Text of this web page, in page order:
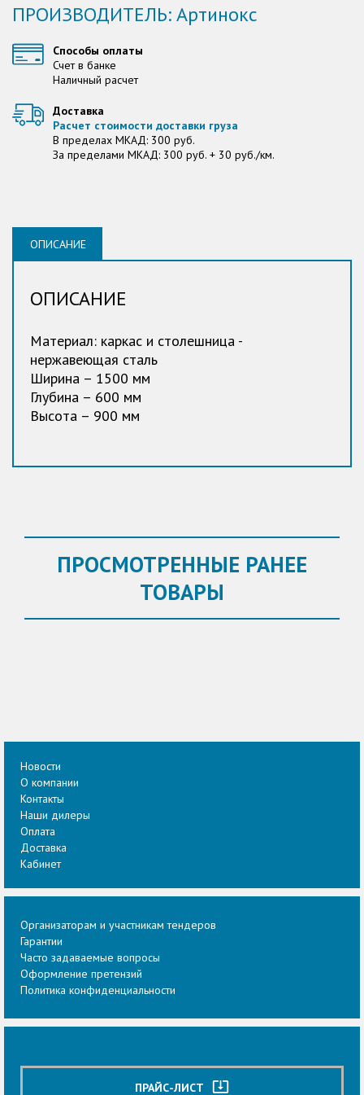
ПРОИЗВОДИТЕЛЬ: Артинокс
Способы оплаты
Счет в банке
Наличный расчет
Доставка
Расчет стоимости доставки груза
В пределах МКАД: 300 руб.
За пределами МКАД: 300 руб. + 30 руб./км.
ОПИСАНИЕ
ОПИСАНИЕ
Материал: каркас и столешница -
нержавеющая сталь
Ширина – 1500 мм
Глубина – 600 мм
Высота – 900 мм
ПРОСМОТРЕННЫЕ РАНЕЕ
ТОВАРЫ
Новости
О компании
Контакты
Наши дилеры
Оплата
Доставка
Кабинет
Организаторам и участникам тендеров
Гарантии
Часто задаваемые вопросы
Оформление претензий
Политика конфиденциальности
ПРАЙС-ЛИСТ system_update_alt